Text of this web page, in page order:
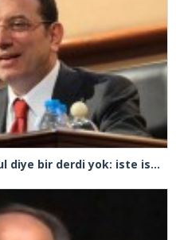
Ekrem İmamoğlu’nun İstanbul diye bir derdi yok: iste ispatı!